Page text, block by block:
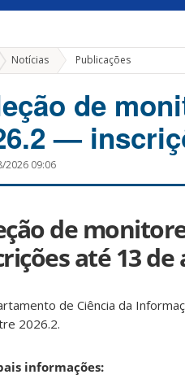
Notícias Publicações
de
—
2026 09:06
de
até 13 de
de Ciência da
2026.2.
informações: